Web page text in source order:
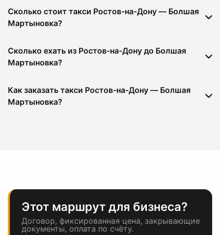
Сколько стоит такси Ростов-на-Дону — Болшая
Мартыновка?
Сколько ехать из Ростов-на-Дону до Болшая
Мартыновка?
Как заказать такси Ростов-на-Дону — Болшая
Мартыновка?
Этот маршрут для бизнеса?
Договор, фиксированная цена, закрывающие
документы, оплата по счёту.